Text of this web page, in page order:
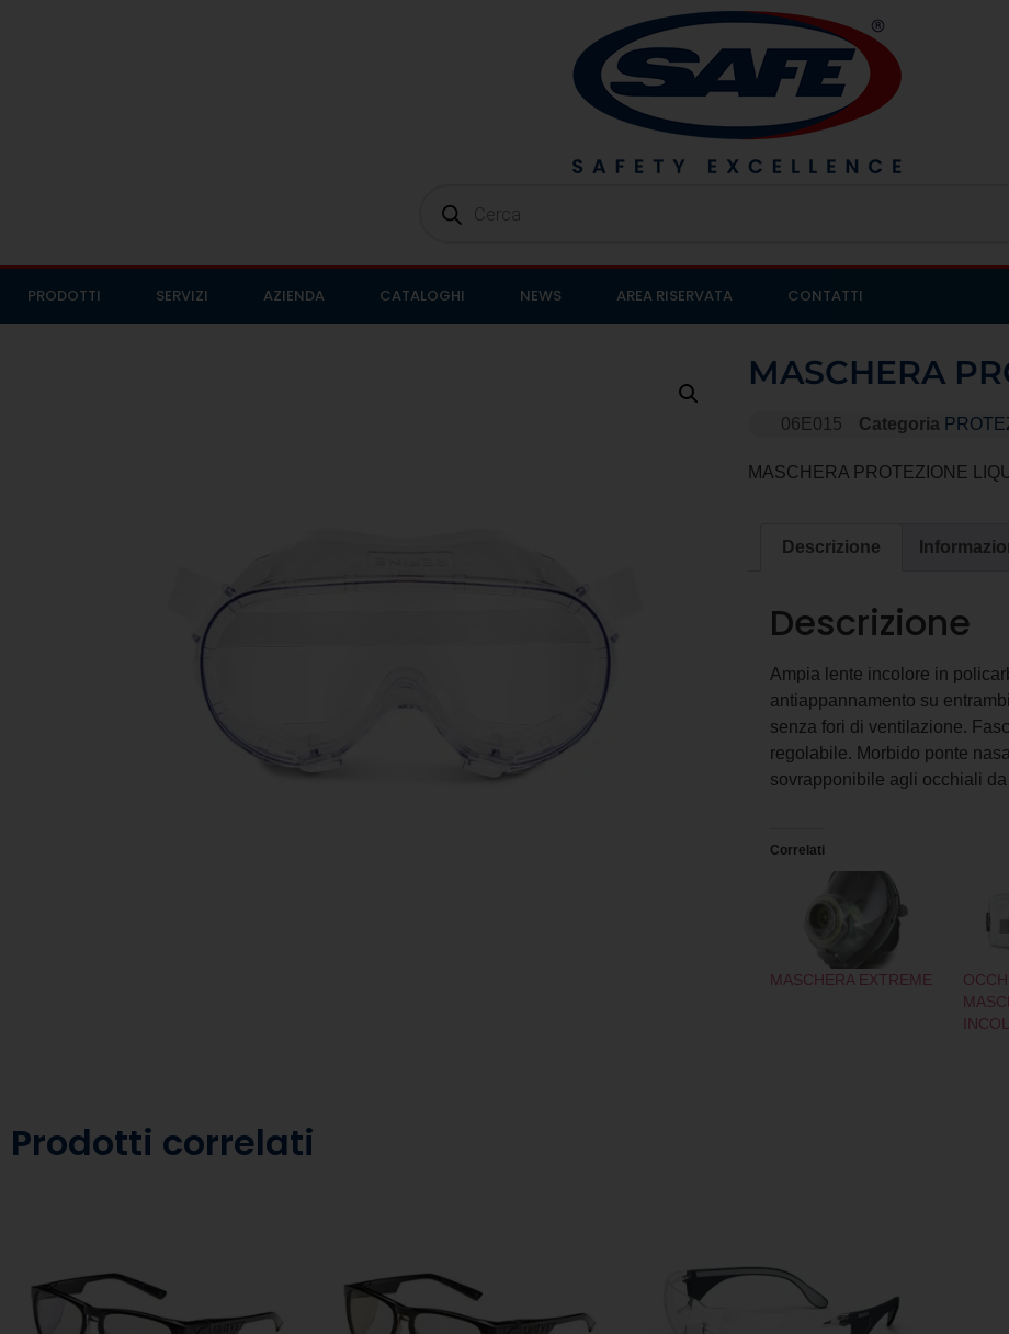
PRODOTTI SERVIZI AZIENDA CATALOGHI NEWS AREA RISERVATA CONTATTI
MASCHERA
06E015 Categoria
MASCHERA PROTEZIONE
Descrizione
Descrizione
Ampia lente incolore in
antiappannamento su
senza fori di ventilazione.
regolabile. Morbido ponte
sovrapponibile agli occhiali da
Correlati
MASCHERA EXTREME
Prodotti correlati